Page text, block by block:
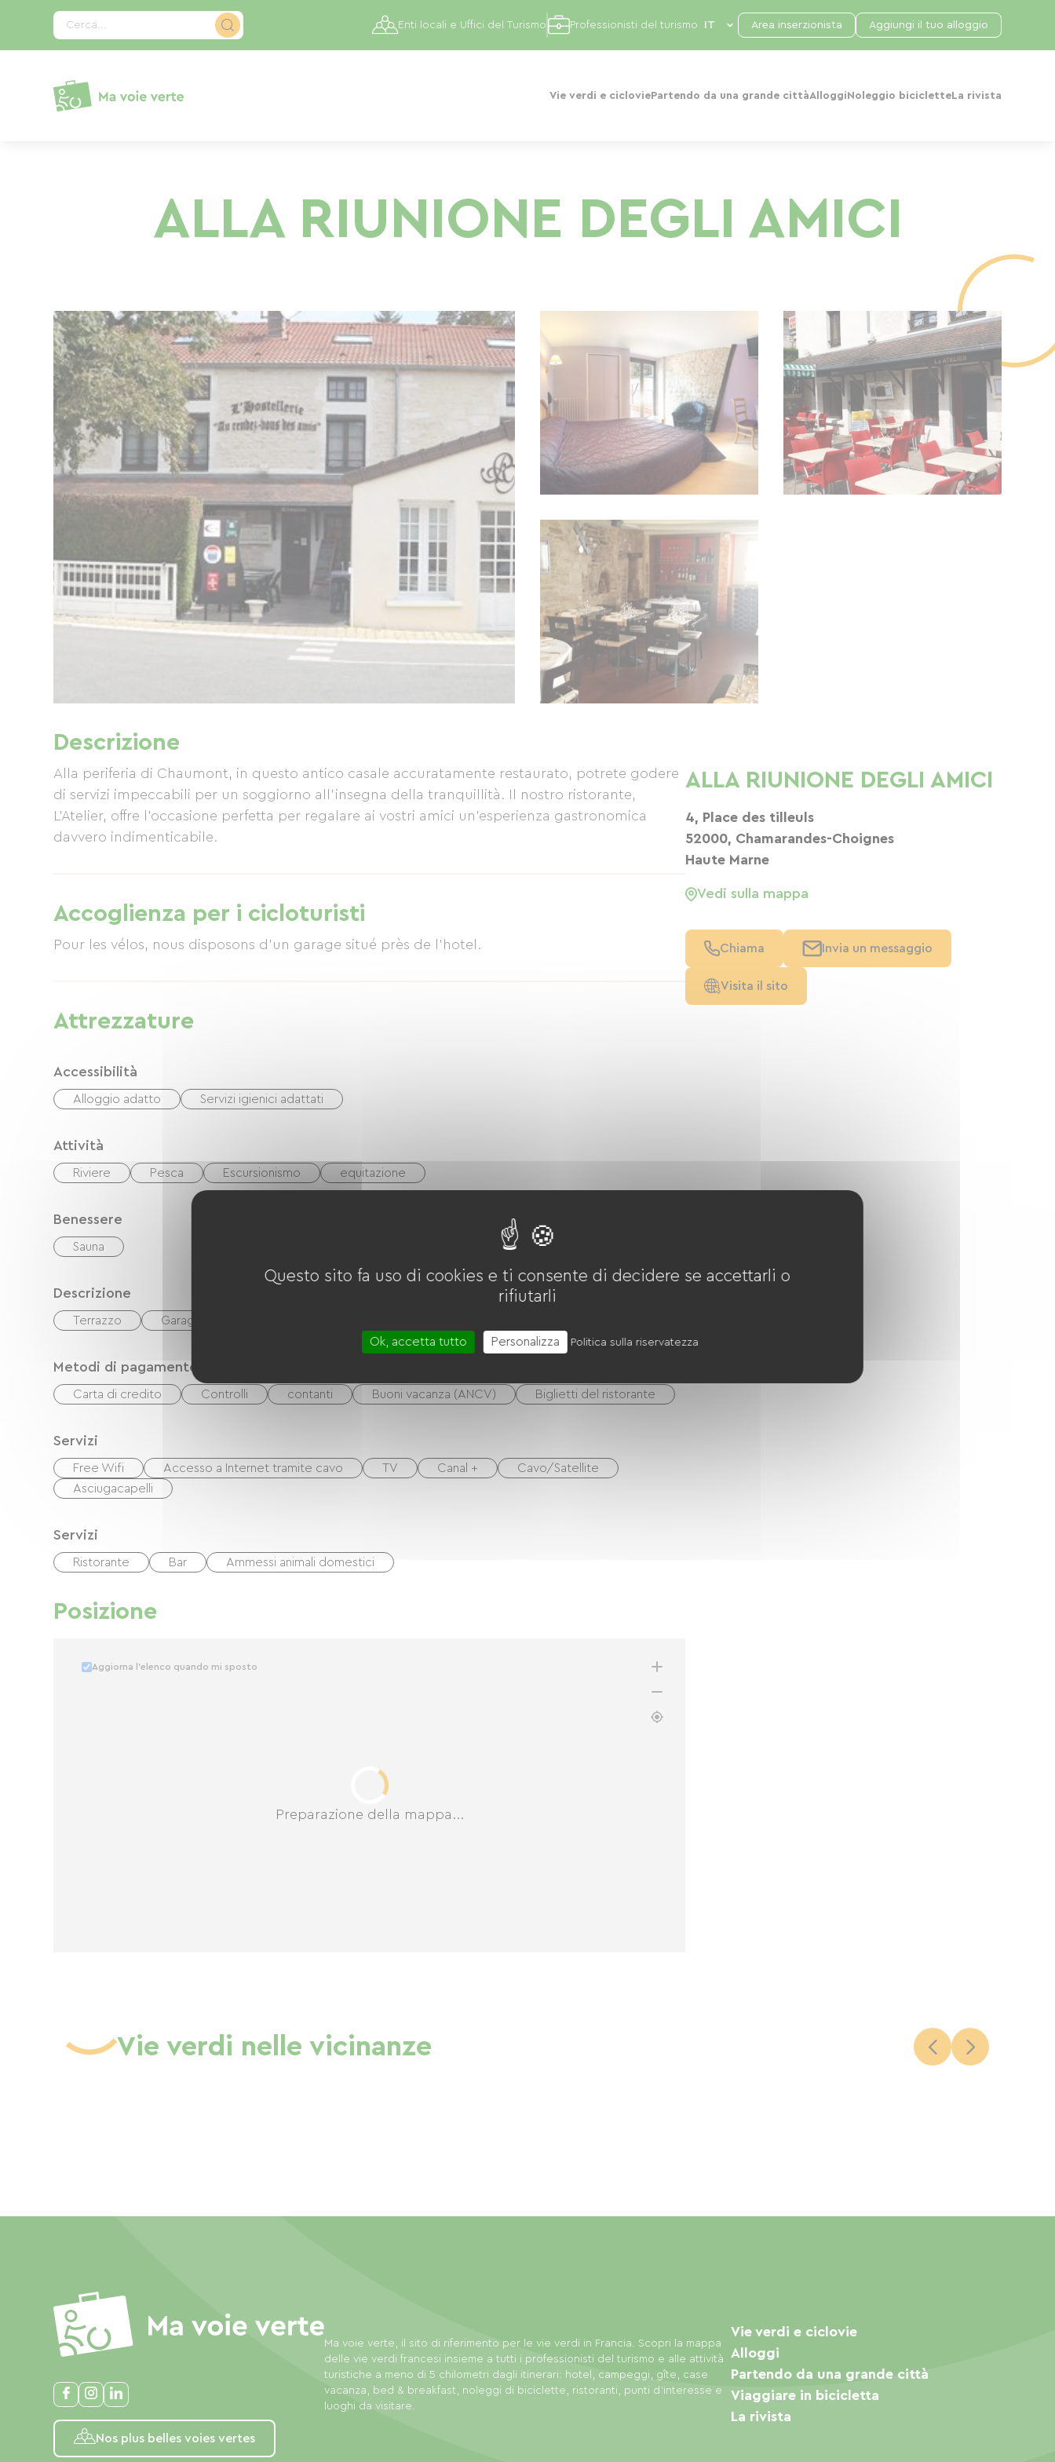
Cerca...
Vie verdi e ciclovie Partendo da una grande cittàAlloggi Noleggio biciclette La rivista
Enti locali e Uffici del Turismo Professionisti del turismo Area inserzionista Aggiungi il tuo alloggio
ALLA RIUNIONE DEGLI AMICI
Descrizione
Alla periferia di Chaumont, in questo antico casale accuratamente restaurato, potrete godere
di servizi impeccabili per un soggiorno all'insegna della tranquillità. Il nostro ristorante,
L'Atelier, offre l'occasione perfetta per regalare ai vostri amici un'esperienza gastronomica
davvero indimenticabile.
Accoglienza per i cicloturisti
Pour les vélos, nous disposons d'un garage situé près de l'hotel.
Attrezzature
Accessibilità
Alloggio adatto Servizi igienici adattati
Attività
Riviere Pesca Escursionismo equitazione
Benessere
Sauna
Descrizione
Terrazzo Garage
Metodi di pagamento
Carta di credito Controlli contanti Buoni vacanza (ANCV) Biglietti del ristorante
Servizi
Free Wifi Accesso a Internet tramite cavo TV Canal +
Cavo/Satellite
Asciugacapelli
Servizi
Ristorante Bar Ammessi animali domestici
Posizione
Preparazione della mappa...
Aggiorna l'elenco quando mi sposto
ALLA RIUNIONE DEGLI AMICI
4, Place des tilleuls
52000, Chamarandes-Choignes
Haute Marne
Vedi sulla mappa
Chiama Invia un messaggio
Visita il sito
Vie verdi nelle vicinanze
Nos plus belles voies vertes
Ma voie verte, il sito di riferimento per le vie verdi in Francia. Scopri la mappa
delle vie verdi francesi insieme a tutti i professionisti del turismo e alle attività
turistiche a meno di 5 chilometri dagli itinerari: hotel, campeggi, gîte, case
vacanza, bed & breakfast, noleggi di biciclette, ristoranti, punti d'interesse e
luoghi da visitare.
Vie verdi e ciclovie
Alloggi
Partendo da una grande città
Viaggiare in bicicletta
La rivista
Pannello di gestione dei cookies
Questo sito fa uso di cookies e ti consente di decidere se accettarli o
rifiutarli
Ok, accetta tutto Personalizza Politica sulla riservatezza